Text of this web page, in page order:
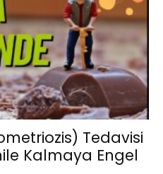
Tedavisi
Kalmaya Engel